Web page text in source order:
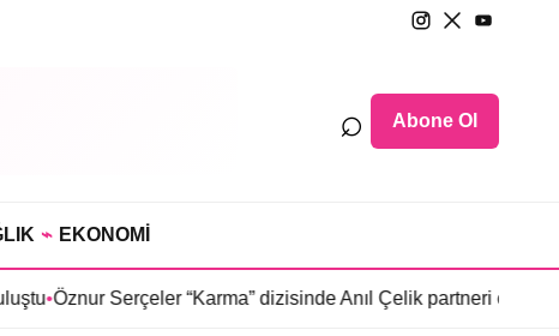
⌕ Abone Ol
⌁ EKONOMİ
Serçeler “Karma” dizisinde Anıl Çelik partneri oldu•Sosyetede